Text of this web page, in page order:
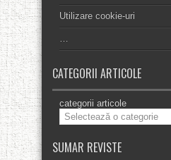
Utilizare cookie-uri
…
CATEGORII ARTICOLE
categorii articole
SUMAR REVISTE